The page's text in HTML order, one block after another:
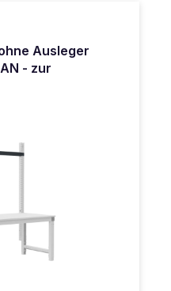
Ausleger
- zur